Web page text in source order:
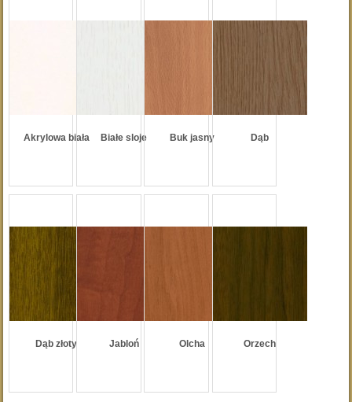
Akrylowa biała Białe sloje Buk jasny Dąb
Dąb złoty Jabloń Olcha Orzech